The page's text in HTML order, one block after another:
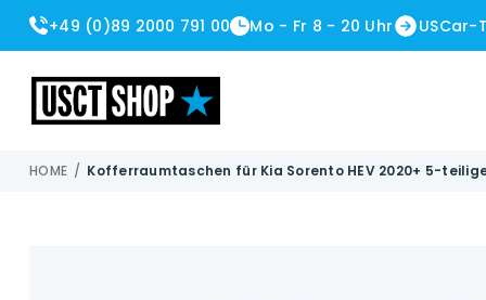
+49 (0)89 2000 791 00 Mo - Fr 8 - 20 Uhr USCar-
HOME / Kofferraumtaschen für Kia Sorento HEV 2020+ 5-